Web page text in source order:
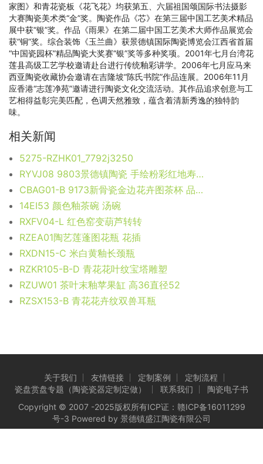
家图》和青花瓷板《花飞花》均获第五、六届祖国颂国际书法摄影
大赛陶瓷美术类“金”奖。陶瓷作品《芯》在第三届中国工艺美术精品
展中获“银”奖。作品《雨果》在第二届中国工艺美术大师作品展览会
获“铜”奖。综合装饰《玉兰曲》获景德镇国际陶瓷博览会江西省首届
“中国瓷园杯”精品陶瓷大奖赛“银”奖等多种奖项。2001年七月台湾花
莲县高级工艺学校邀请赴台进行传统釉彩讲学。2006年七月应马来
西亚陶瓷收藏协会邀请在吉隆坡“陈氏书院”作品连展。2006年11月
应香港“志莲净苑”邀请进行陶瓷文化交流活动。其作品追求创意与工
艺相得益彰完美匹配，色调天然雅致，蕴含着清新秀逸的独特韵
味。
相关新闻
5275-RZHK01_7792j3250
RYVJ08 9803景德镇陶瓷 手绘粉彩红地寿字牡丹图葫芦瓶 花瓶 家居工艺装饰摆件 规格尺寸：口径 1.6厘米 肚径 15 厘米 高 29.3 厘米
CBAG01-B 9173新骨瓷金边花卉图茶杯 品茗杯 咖啡杯 尺寸：口径 8.2厘米 高 10.6厘米 容量 350毫升
14EI53 颜色釉茶碗 汤碗
RXFV04-L 红色窑变葫芦转转
RZEA01陶艺莲蓬图花瓶 花插
RXDN15-C 米白黄釉长颈瓶
RZKR105-B-D 青花花叶纹宝塔雕塑
RZUW01 茶叶末釉苹果缸 高36直径52
RZSX153-B 青花花卉纹双兽耳瓶
关于我们 友情链接 定制案例
定制流程
瓷盘赏盘专题（陶瓷瓷器定制定做）
联系我们
陶瓷电子书
Copyright © 2007 -2025版权所有ICP证： 赣ICP备16011299
号-3 Powered by 景德镇盛江陶瓷有限公司